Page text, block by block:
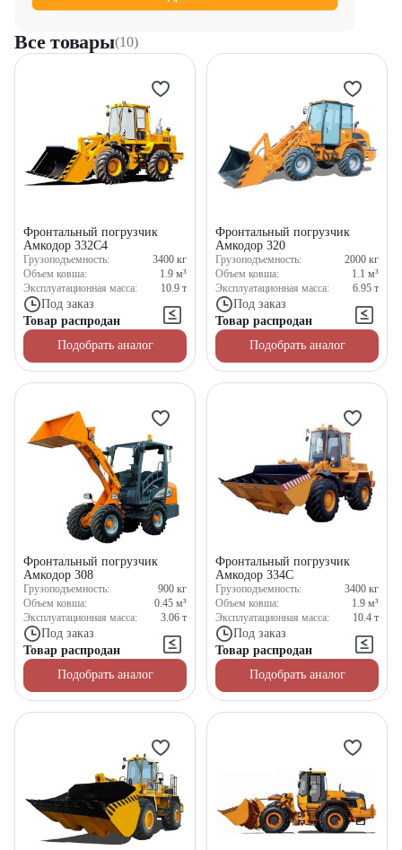
Все товары(10)
Фронтальный погрузчик
Амкодор 332С4
Грузоподъемность: 3400 кг
Объем ковша:
1.9 м³
Эксплуатационная масса:
10.9 т
Под заказ
Товар распродан
Подобрать аналог
Фронтальный погрузчик
Амкодор 320
Грузоподъемность: 2000 кг
Объем ковша:
1.1 м³
Эксплуатационная масса:
6.95 т
Под заказ
Товар распродан
Подобрать аналог
Фронтальный погрузчик
Амкодор 308
Грузоподъемность: 900 кг
Объем ковша:
0.45 м³
Эксплуатационная масса:
3.06 т
Под заказ
Товар распродан
Подобрать аналог
Фронтальный погрузчик
Амкодор 334С
Грузоподъемность: 3400 кг
Объем ковша:
1.9 м³
Эксплуатационная масса:
10.4 т
Под заказ
Товар распродан
Подобрать аналог